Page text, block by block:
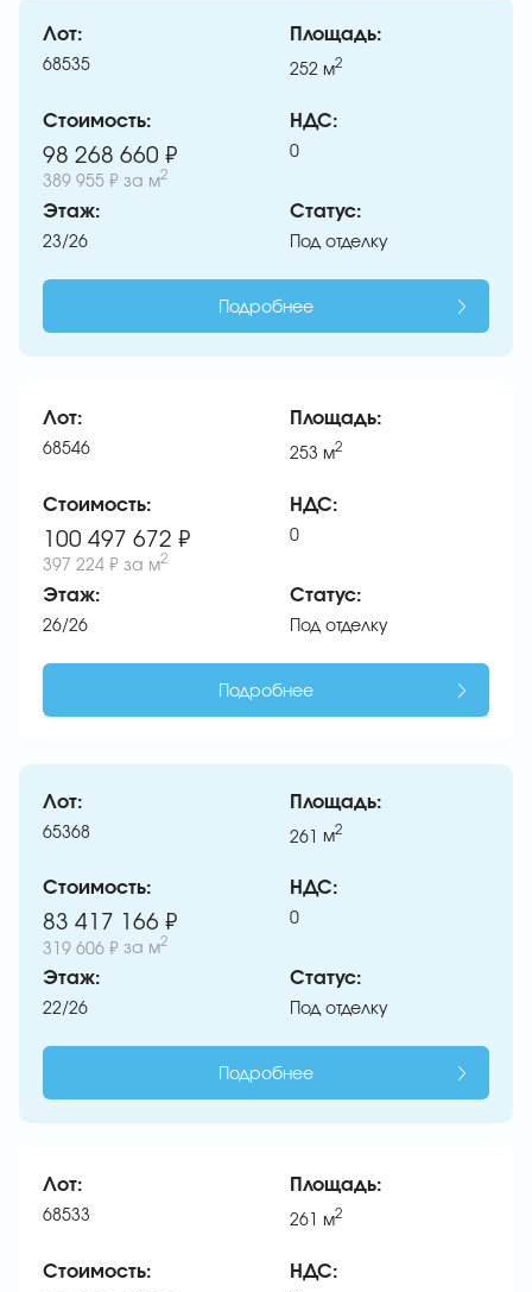
Лот:
68535
Площадь:
252 м2
Стоимость:
98 268 660 ₽
389 955 ₽ за м2
НДС:
0
Этаж:
23/26
Статус:
Под отделку
Подробнее
Лот:
68546
Площадь:
253 м2
Стоимость:
100 497 672 ₽
397 224 ₽ за м2
НДС:
0
Этаж:
26/26
Статус:
Под отделку
Подробнее
Лот:
65368
Площадь:
261 м2
Стоимость:
83 417 166 ₽
319 606 ₽ за м2
НДС:
0
Этаж:
22/26
Статус:
Под отделку
Подробнее
Лот:
68533
Площадь:
261 м2
Стоимость: НДС: